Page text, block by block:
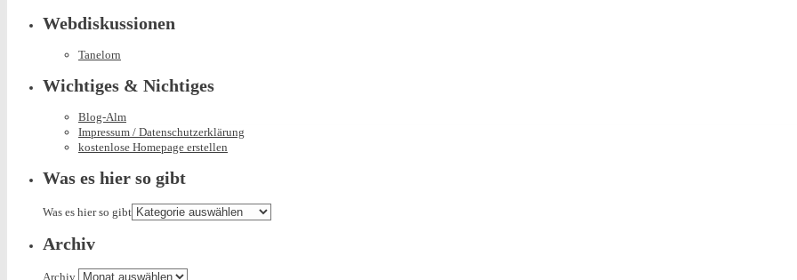
Webdiskussionen
Tanelorn
Wichtiges & Nichtiges
Blog-Alm
Impressum / Datenschutzerklärung
kostenlose Homepage erstellen
Was es hier so gibt
Was es hier so gibt
Archiv
Archiv